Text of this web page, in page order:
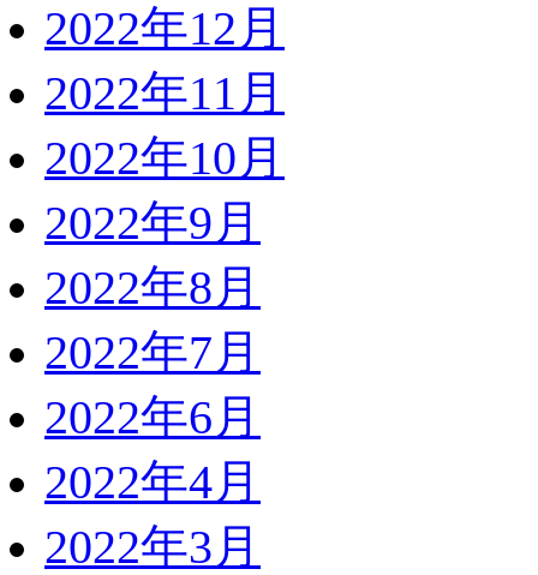
2022年12月
2022年11月
2022年10月
2022年9月
2022年8月
2022年7月
2022年6月
2022年4月
2022年3月